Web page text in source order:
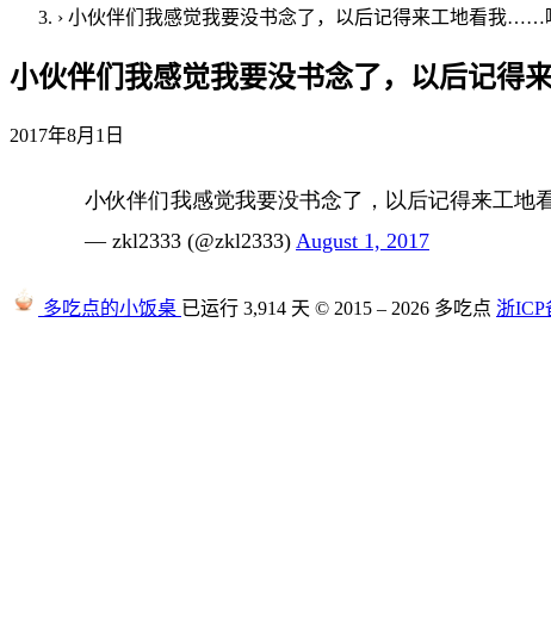
› 小伙伴们我感觉我要没书念了，以后记得来工地看我……
小伙伴们我感觉我要没书念了，以后记
2017年8月1日
小伙伴们我感觉我要没书念了，以后记得来工
— zkl2333 (@zkl2333) August 1, 2017
多吃点的小饭桌 已运行 3,914 天 © 2015 – 2026 多吃点 浙ICP